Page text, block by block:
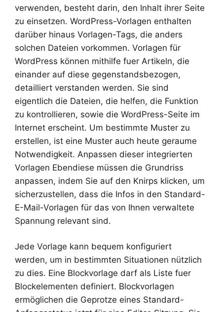
verwenden, besteht darin, den Inhalt ihrer Seite
zu einsetzen. WordPress-Vorlagen enthalten
darüber hinaus Vorlagen-Tags, die anders
solchen Dateien vorkommen. Vorlagen für
WordPress können mithilfe fuer Artikeln, die
einander auf diese gegenstandsbezogen,
detailliert verstanden werden. Sie sind
eigentlich die Dateien, die helfen, die Funktion
zu kontrollieren, sowie die WordPress-Seite im
Internet erscheint. Um bestimmte Muster zu
erstellen, ist eine Muster auch heute geraume
Notwendigkeit. Anpassen dieser integrierten
Vorlagen Ebendiese müssen die Grundriss
anpassen, indem Sie auf den Knirps klicken, um
sicherzustellen, dass die Infos in den Standard-
E-Mail-Vorlagen für das von Ihnen verwaltete
Spannung relevant sind.
Jede Vorlage kann bequem konfiguriert
werden, um in bestimmten Situationen nützlich
zu dies. Eine Blockvorlage darf als Liste fuer
Blockelementen definiert. Blockvorlagen
ermöglichen die Geprotze eines Standard-